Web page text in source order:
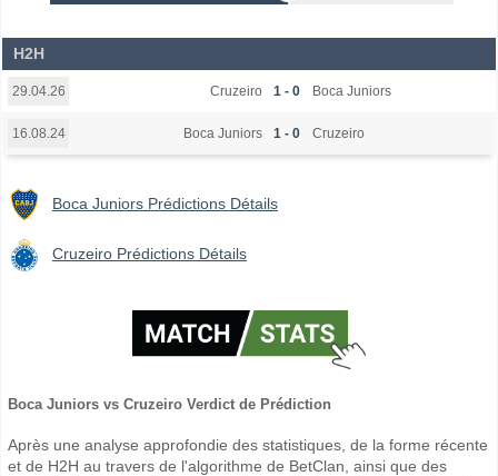
H2H
29.04.26 Cruzeiro 1 - 0 Boca Juniors
16.08.24 Boca Juniors 1 - 0 Cruzeiro
Boca Juniors Prédictions Détails
Cruzeiro Prédictions Détails
Boca Juniors vs Cruzeiro Verdict de Prédiction
Après une analyse approfondie des statistiques, de la forme récente
et de H2H au travers de l'algorithme de BetClan, ainsi que des